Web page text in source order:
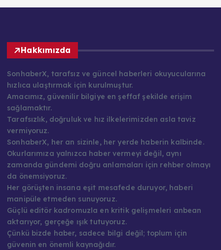
Hakkımızda
SonhaberX, tarafsız ve güncel haberleri okuyucularına
hızlıca ulaştırmak için kurulmuştur.
Amacımız, güvenilir bilgiye en şeffaf şekilde erişim
sağlamaktır.
Tarafsızlık, doğruluk ve hız ilkelerimizden asla taviz
vermiyoruz.
SonhaberX, her an sizinle, her yerde haberin kalbinde.
Okurlarımıza yalnızca haber vermeyi değil, aynı
zamanda gündemi doğru anlamaları için rehber olmayı
da önemsiyoruz.
Her görüşten insana eşit mesafede duruyor, haberi
manipüle etmeden sunuyoruz.
Güçlü editör kadromuzla en kritik gelişmeleri anbean
aktarıyor, gerçeğe ışık tutuyoruz.
Çünkü bizde haber, sadece bilgi değil; toplum için
güvenin en önemli kaynağıdır.